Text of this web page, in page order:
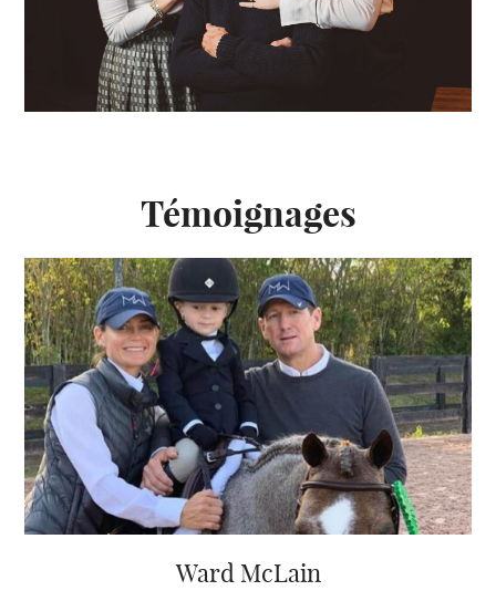
Témoignages
Ward McLain